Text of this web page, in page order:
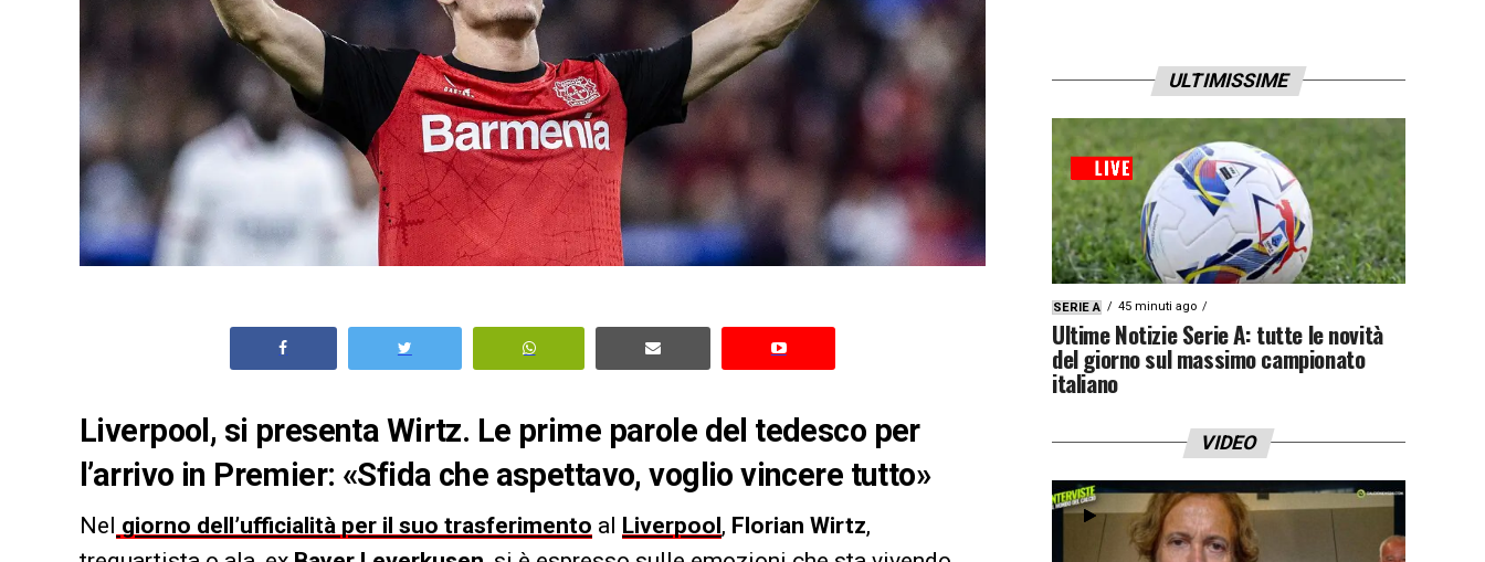
Liverpool, si presenta Wirtz. Le prime parole del tedesco per
l’arrivo in Premier: «Sfida che aspettavo, voglio vincere tutto»
Nel giorno dell’ufficialità per il suo trasferimento al Liverpool, Florian Wirtz,
ULTIMISSIME
SERIE A 45 minuti ago
Ultime Notizie Serie A: tutte le novità
del giorno sul massimo campionato
italiano
VIDEO